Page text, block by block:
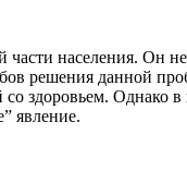
населения.
решения данной
здоровьем. Однако
явление.